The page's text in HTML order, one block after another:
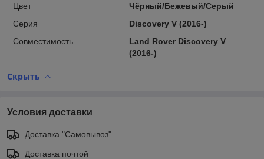
Цвет
Чёрный/Бежевый/Серый
Серия
Discovery V (2016-)
Совместимость
Land Rover Discovery V
(2016-)
Скрыть
Условия доставки
Доставка "Самовывоз"
Доставка почтой